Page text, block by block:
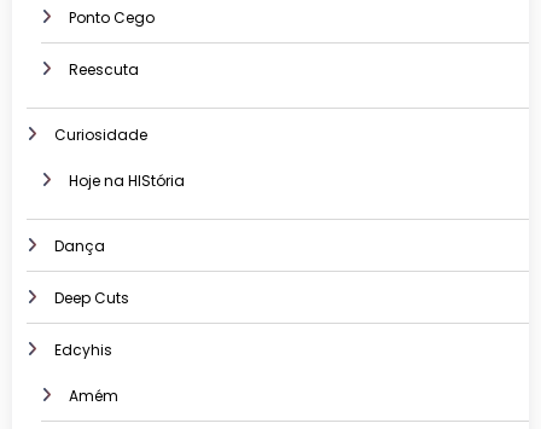
Ponto Cego
Reescuta
Curiosidade
Hoje na HIStória
Dança
Deep Cuts
Edcyhis
Amém